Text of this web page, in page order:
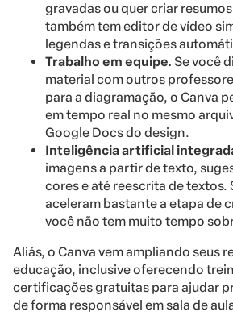
gravadas ou quer criar
também tem editor de vídeo
legendas e transições
Trabalho em equipe. Se você
material com outros
para a diagramação, o Canva
em tempo real no mesmo
Google Docs do design.
Inteligência artificial
imagens a partir de texto,
cores e até reescrita de textos.
aceleram bastante a etapa de
você não tem muito tempo
Aliás, o Canva vem ampliando seus
educação, inclusive oferecendo
certificações gratuitas para ajudar
de forma responsável em sala de